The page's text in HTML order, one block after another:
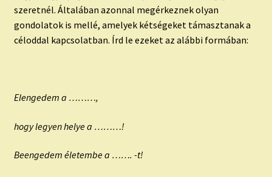
szeretnél. Általában azonnal megérkeznek olyan
gondolatok is mellé, amelyek kétségeket támasztanak a
céloddal kapcsolatban. Írd le ezeket az alábbi formában:
Elengedem a ………,
hogy legyen helye a ………!
Beengedem életembe a ……. -t!